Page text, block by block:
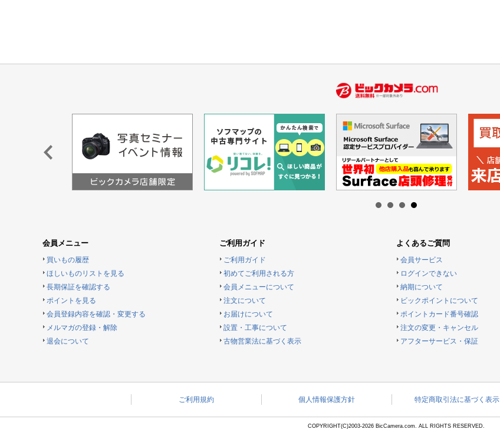
会員メニュー
買いもの履歴
ほしいものリストを見る
長期保証を確認する
ポイントを見る
会員登録内容を確認・変更する
メルマガの登録・解除
退会について
ご利用ガイド
ご利用ガイド
初めてご利用される方
会員メニューについて
注文について
お届けについて
設置・工事について
古物営業法に基づく表示
よくあるご質問
会員サービス
ログインできない
納期について
ビックポイントについて
ポイントカード番号確認
注文の変更・キャンセル
アフターサービス・保証
ご利用規約 個人情報保護方針 特定商取引法に基づく表示
COPYRIGHT(C)2003-2026 BicCamera.com. ALL RIGHTS RESERVED.